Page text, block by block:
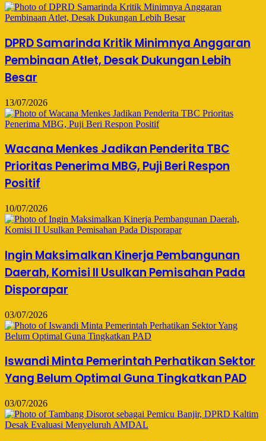
DPRD Samarinda Kritik Minimnya Anggaran
Pembinaan Atlet, Desak Dukungan Lebih
Besar
13/07/2026
Wacana Menkes Jadikan Penderita TBC
Prioritas Penerima MBG, Puji Beri Respon
Positif
10/07/2026
Ingin Maksimalkan Kinerja Pembangunan
Daerah, Komisi II Usulkan Pemisahan Pada
Disporapar
03/07/2026
Iswandi Minta Pemerintah Perhatikan Sektor
Yang Belum Optimal Guna Tingkatkan PAD
03/07/2026